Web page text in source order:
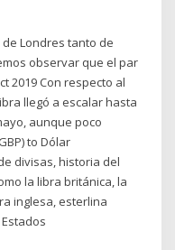
de Londres tanto de
observar que el par
2019 Con respecto al
llegó a escalar hasta
aunque poco
to Dólar
divisas, historia del
la libra británica, la
inglesa, esterlina